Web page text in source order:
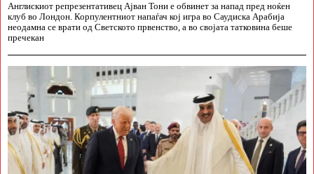
Англискиот репрезентативец Ајван Тони е обвинет за напад пред ноќен
клуб во Лондон. Корпулентниот напаѓач кој игра во Саудиска Арабија
неодамна се врати од Светското првенство, а во својата татковина беше
пречекан